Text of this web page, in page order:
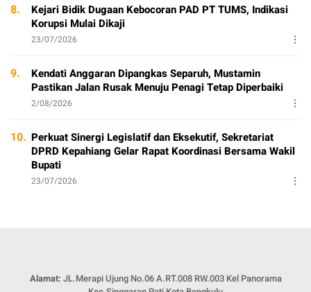
8.
Kejari Bidik Dugaan Kebocoran PAD PT TUMS, Indikasi
Korupsi Mulai Dikaji
23/07/2026
9.
Kendati Anggaran Dipangkas Separuh, Mustamin
Pastikan Jalan Rusak Menuju Penagi Tetap Diperbaiki
2/08/2026
10. Perkuat Sinergi Legislatif dan Eksekutif, Sekretariat
DPRD Kepahiang Gelar Rapat Koordinasi Bersama Wakil
Bupati
23/07/2026
Alamat: JL.Merapi Ujung No.06 A.RT.008 RW.003 Kel Panorama